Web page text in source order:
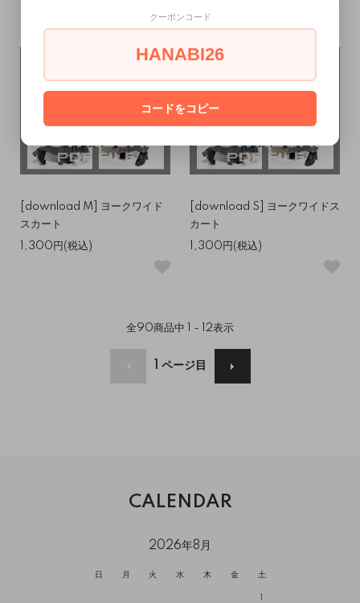
[download M] ヨークワイド
スカート
1,300円(税込)
[download S] ヨークワイドス
カート
1,300円(税込)
全90商品中 1 - 12表示
ページ目
CALENDAR
2026年8月
日 月 火 水 木 金 土
1
クーポンコード
HANABI26
コードをコピー